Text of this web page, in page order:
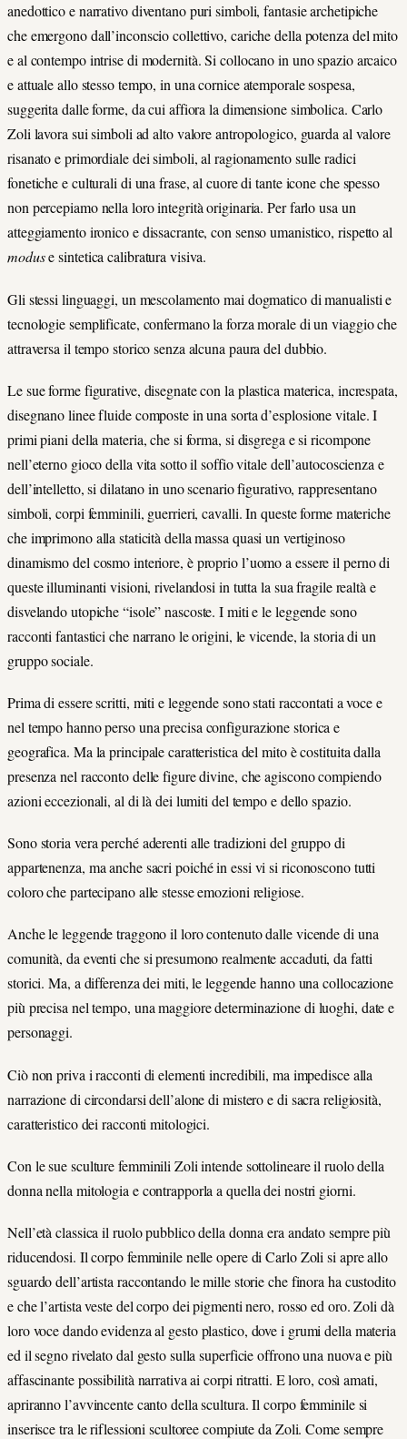
anedottico e narrativo diventano puri simboli, fantasie archetipiche
che emergono dall’inconscio collettivo, cariche della potenza del mito
e al contempo intrise di modernità. Si collocano in uno spazio arcaico
e attuale allo stesso tempo, in una cornice atemporale sospesa,
suggerita dalle forme, da cui affiora la dimensione simbolica. Carlo
Zoli lavora sui simboli ad alto valore antropologico, guarda al valore
risanato e primordiale dei simboli, al ragionamento sulle radici
fonetiche e culturali di una frase, al cuore di tante icone che spesso
non percepiamo nella loro integrità originaria. Per farlo usa un
atteggiamento ironico e dissacrante, con senso umanistico, rispetto al
moduse sintetica calibratura visiva.
Gli stessi linguaggi, un mescolamento mai dogmatico di manualisti e
tecnologie semplificate, confermano la forza morale di un viaggio che
attraversa il tempo storico senza alcuna paura del dubbio.
Le sue forme figurative, disegnate con la plastica materica, increspata,
disegnano linee fluide composte in una sorta d’esplosione vitale. I
primi piani della materia, che si forma, si disgrega e si ricompone
nell’eterno gioco della vita sotto il soffio vitale dell’autocoscienza e
dell’intelletto, si dilatano in uno scenario figurativo, rappresentano
simboli, corpi femminili, guerrieri, cavalli. In queste forme materiche
che imprimono alla staticità della massa quasi un vertiginoso
dinamismo del cosmo interiore, è proprio l’uomo a essere il perno di
queste illuminanti visioni, rivelandosi in tutta la sua fragile realtà e
disvelando utopiche “isole” nascoste. I miti e le leggende sono
racconti fantastici che narrano le origini, le vicende, la storia di un
gruppo sociale.
Prima di essere scritti, miti e leggende sono stati raccontati a voce e
nel tempo hanno perso una precisa configurazione storica e
geografica. Ma la principale caratteristica del mito è costituita dalla
presenza nel racconto delle figure divine, che agiscono compiendo
azioni eccezionali, al di là dei lumiti del tempo e dello spazio.
Sono storia vera perché aderenti alle tradizioni del gruppo di
appartenenza, ma anche sacri poiché in essi vi si riconoscono tutti
coloro che partecipano alle stesse emozioni religiose.
Anche le leggende traggono il loro contenuto dalle vicende di una
comunità, da eventi che si presumono realmente accaduti, da fatti
storici. Ma, a differenza dei miti, le leggende hanno una collocazione
più precisa nel tempo, una maggiore determinazione di luoghi, date e
personaggi.
Ciò non priva i racconti di elementi incredibili, ma impedisce alla
narrazione di circondarsi dell’alone di mistero e di sacra religiosità,
caratteristico dei racconti mitologici.
Con le sue sculture femminili Zoli intende sottolineare il ruolo della
donna nella mitologia e contrapporla a quella dei nostri giorni.
Nell’età classica il ruolo pubblico della donna era andato sempre più
riducendosi. Il corpo femminile nelle opere di Carlo Zoli si apre allo
sguardo dell’artista raccontando le mille storie che finora ha custodito
e che l’artista veste del corpo dei pigmenti nero, rosso ed oro. Zoli dà
loro voce dando evidenza al gesto plastico, dove i grumi della materia
ed il segno rivelato dal gesto sulla superficie offrono una nuova e più
affascinante possibilità narrativa ai corpi ritratti. E loro, così amati,
apriranno l’avvincente canto della scultura. Il corpo femminile si
inserisce tra le riflessioni scultoree compiute da Zoli. Come sempre